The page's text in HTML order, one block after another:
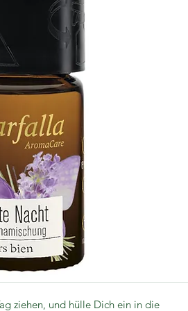
ziehen, und hülle Dich ein in die